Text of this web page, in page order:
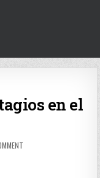
en el
ON